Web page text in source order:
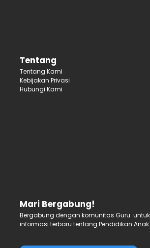
Tentang
Tentang Kami
Kebijakan Privasi
Hubungi Kami
Mari Bergabung!
Bergabung dengan komunitas Guru
informasi terbaru tentang Pendidikan Anak